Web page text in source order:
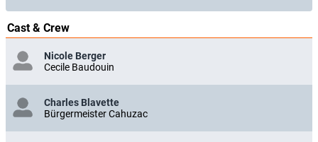
Cast & Crew
Nicole Berger
Cecile Baudouin
Charles Blavette
Bürgermeister Cahuzac